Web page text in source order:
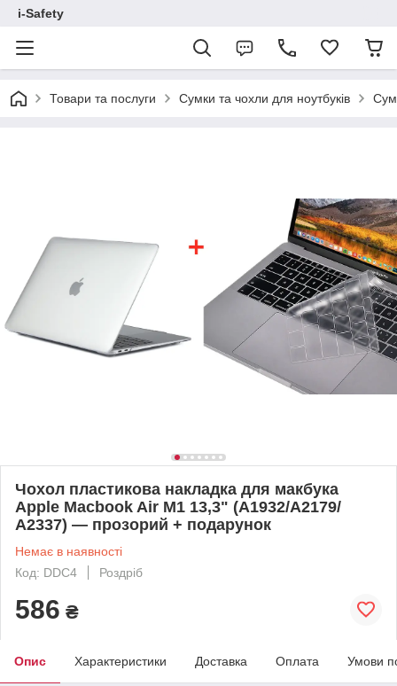
i-Safety
Товари та послуги Сумки та чохли для ноутбуків
Чохол пластикова накладка для макбука
Apple Macbook Air M1 13,3" (A1932/A2179/
А2337) — прозорий + подарунок
Немає в наявності
Код: DDC4
Роздріб
586 ₴
Опис Характеристики Доставка Оплата Умови